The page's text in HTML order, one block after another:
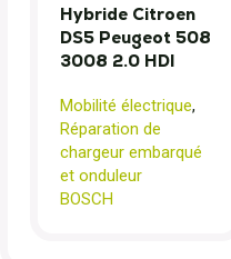
Hybride Citroen
DS5 Peugeot 508
3008 2.0 HDI
Mobilité électrique,
Réparation de
chargeur embarqué
et onduleur
BOSCH